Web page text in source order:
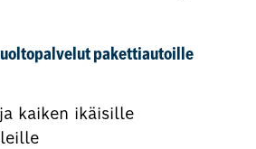
pakettiautoille
kaiken ikäisille